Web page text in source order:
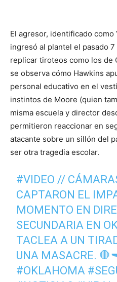
El agresor, identificado
ingresó al plantel el pasado
replicar tiroteos como los de
se observa cómo Hawkins
personal educativo en el
instintos de Moore (quien
misma escuela y director
permitieron reaccionar en
atacante sobre un sillón del
ser otra tragedia escolar.
#VIDEO //
CAPTARON EL
MOMENTO EN
SECUNDARIA EN
TACLEA A UN
UNA MASACRE.
#OKLAHOMA